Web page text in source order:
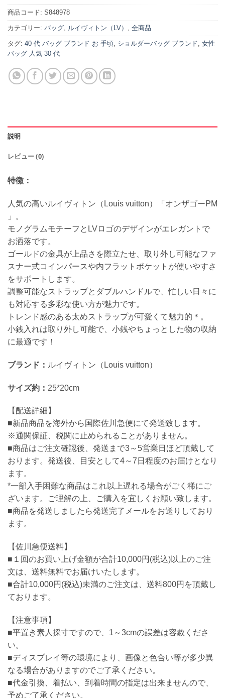
商品コード: S848978
カテゴリー: バッグ, ルイヴィトン（LV） , 全商品
タグ: 40 代 バッグ ブランド お 手頃, ショルダーバッグ ブランド, 女性
バッグ 人気 30 代
説明
レビュー (0)
特徴：
人気の高いルイヴィトン（Louis vuitton）「オンザゴーPM
」。
モノグラムモチーフとLVロゴのデザインがエレガントで
お洒落です。
ゴールドの金具が上品さを際立たせ、取り外し可能なファ
スナー式コインパースや内フラットポケットが使いやすさ
をサポートします。
調整可能なストラップとダブルハンドルで、忙しい日々に
も対応する多彩な使い方が魅力です。
トレンド感のある太めストラップが可愛くて魅力的＊。
小銭入れは取り外し可能で、小銭やちょっとした物の収納
に最適です！
ブランド： ルイヴィトン（Louis vuitton）
サイズ約： 25*20cm
【配送詳細】
■新品商品を海外から国際佐川急便にて発送致します。
※通関保証、税関に止められることがありません。
■商品はご注文確認後、発送まで3～5営業日ほど頂戴して
おります。発送後、目安として4～7日程度のお届けとなり
ます。
*一部入手困難な商品はこれ以上遅れる場合がごく稀にご
ざいます。ご理解の上、ご購入を宜しくお願い致します。
■商品を発送しましたら発送完了メールをお送りしており
ます。
【佐川急便送料】
■１回のお買い上げ金額が合計10,000円(税込)以上のご注
文は、送料無料でお届けいたします。
■合計10,000円(税込)未満のご注文は、送料800円を頂戴し
ております。
【注意事項】
■平置き素人採寸ですので、1～3cmの誤差は容赦くださ
い。
■ディスプレイ等の環境により、画像と色合い等が多少異
なる場合がありますのでご了承ください。
■代金引換、着払い、到着時間の指定は出来ませんので、
予めご了承ください。